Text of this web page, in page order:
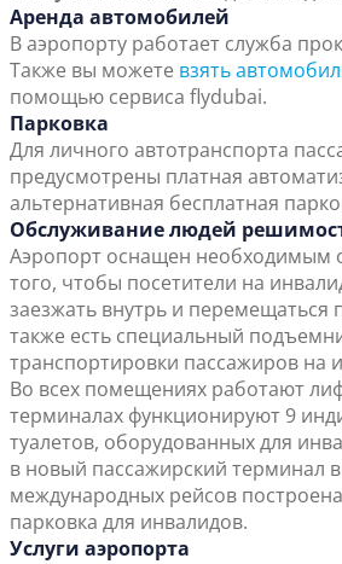
Аренда автомобилей
В аэропорту работает служба
Также вы можете взять
помощью сервиса flydubai.
Парковка
Для личного автотранспорта
предусмотрены платная
альтернативная бесплатная
Обслуживание людей
Аэропорт оснащен необходимым
того, чтобы посетители на
заезжать внутрь и перемещаться
также есть специальный
транспортировки пассажиров на
Во всех помещениях работают
терминалах функционируют 9
туалетов, оборудованных для
в новый пассажирский терминал
международных рейсов
парковка для инвалидов.
Услуги аэропорта